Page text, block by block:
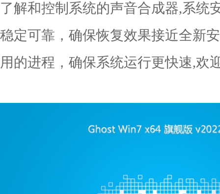
了解和控制系统的声音合成器,系统
稳定可靠，确保恢复效果接近全新
用的进程，确保系统运行更快速,欢